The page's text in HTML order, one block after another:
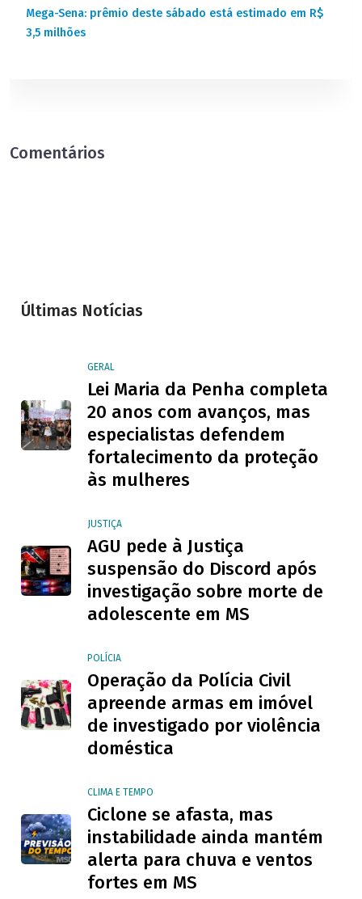
Mega-Sena: prêmio deste sábado está estimado em R$
3,5 milhões
Comentários
Últimas Notícias
GERAL
Lei Maria da Penha completa
20 anos com avanços, mas
especialistas defendem
fortalecimento da proteção
às mulheres
JUSTIÇA
AGU pede à Justiça
suspensão do Discord após
investigação sobre morte de
adolescente em MS
POLÍCIA
Operação da Polícia Civil
apreende armas em imóvel
de investigado por violência
doméstica
CLIMA E TEMPO
Ciclone se afasta, mas
instabilidade ainda mantém
alerta para chuva e ventos
fortes em MS